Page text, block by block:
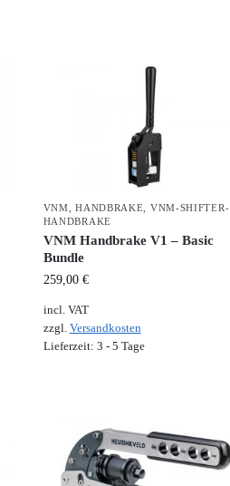
VNM ,HANDBRAKE
VNM-SHIFTER-
HANDBRAKE
VNM Handbrake V1 – Basic
Bundle
259,00 €
incl. VAT
zzgl. Versandkosten
Lieferzeit: 3 - 5 Tage